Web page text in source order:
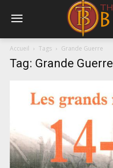
Accueil Tags Grande Guerre
Tag: Grande Guerre